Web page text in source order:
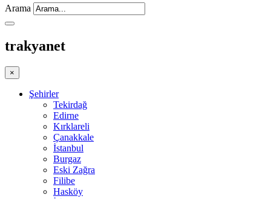
Arama
trakyanet
×
Şehirler
Tekirdağ
Edirne
Kırklareli
Çanakkale
İstanbul
Burgaz
Eski Zağra
Filibe
Hasköy